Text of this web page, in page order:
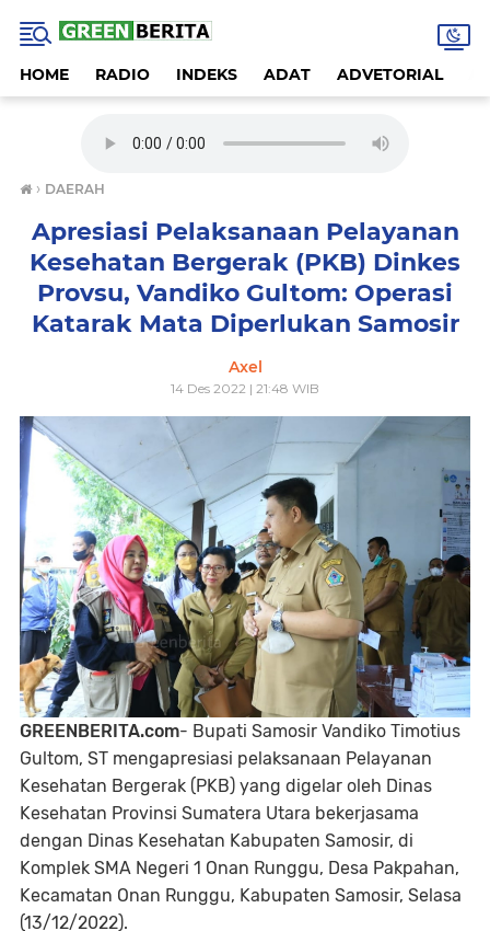
HOME RADIO INDEKS ADAT ADVETORIAL
› DAERAH
Apresiasi Pelaksanaan Pelayanan
Kesehatan Bergerak (PKB) Dinkes
Provsu, Vandiko Gultom: Operasi
Katarak Mata Diperlukan Samosir
Axel
14 Des 2022 | 21:48 WIB
GREENBERITA.com- Bupati Samosir Vandiko Timotius
Gultom, ST mengapresiasi pelaksanaan Pelayanan
Kesehatan Bergerak (PKB) yang digelar oleh Dinas
Kesehatan Provinsi Sumatera Utara bekerjasama
dengan Dinas Kesehatan Kabupaten Samosir, di
Komplek SMA Negeri 1 Onan Runggu, Desa Pakpahan,
Kecamatan Onan Runggu, Kabupaten Samosir, Selasa
(13/12/2022).